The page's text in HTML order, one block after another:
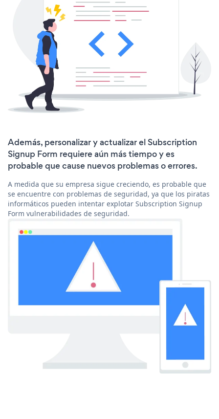
Además, personalizar y actualizar el Subscription
Signup Form requiere aún más tiempo y es
probable que cause nuevos problemas o errores.
A medida que su empresa sigue creciendo, es probable que
se encuentre con problemas de seguridad, ya que los piratas
informáticos pueden intentar explotar Subscription Signup
Form vulnerabilidades de seguridad.